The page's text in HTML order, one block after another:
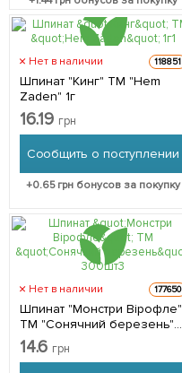
Нет в наличии 118851
Шпинат "Кинг" ТМ "Hem
Zaden" 1г
16.19 грн
Сообщить о поступлении
+0.65грн бонусов за покупку
Нет в наличии 177650
Шпинат "Монстри Вірофле"
ТМ "Сонячний березень"
300шт
14.6 грн